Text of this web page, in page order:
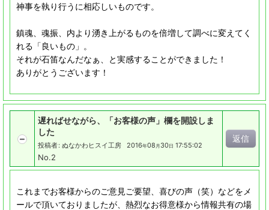
神事を執り行うに相応しいものです。
鎮魂、魂振、内より湧き上がるものを倍増して調べに変えてく
れる「良いもの」。
それが石笛なんだなぁ、と実感することができました！
ありがとうございます！
遅ればせながら、「お客様の声」欄を開設しま
した
投稿者: ぬなかわヒスイ工房 2016年08 月 30日 17:55:02
No.2
返信
これまでお客様からのご意見ご要望、喜びの声（笑）などをメ
ールで頂いておりましたが、熱烈なお得意様から情報共有の場